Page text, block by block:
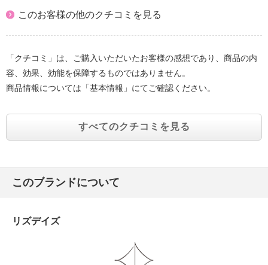
このお客様の他のクチコミを見る
「クチコミ」は、ご購入いただいたお客様の感想であり、商品の内
容、効果、効能を保障するものではありません。
商品情報については「基本情報」にてご確認ください。
すべてのクチコミを見る
このブランドについて
リズデイズ